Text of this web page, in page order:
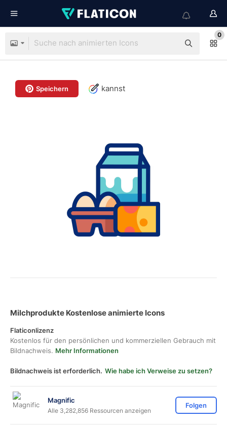
0
Speichern kannst
Milchprodukte Kostenlose animierte Icons
Flaticonlizenz
Kostenlos für den persönlichen und kommerziellen Gebrauch mit
Bildnachweis. Mehr Informationen
Bildnachweis ist erforderlich. Wie habe ich Verweise zu setzen?
Magnific
Alle 3,282,856 Ressourcen anzeigen
Folgen